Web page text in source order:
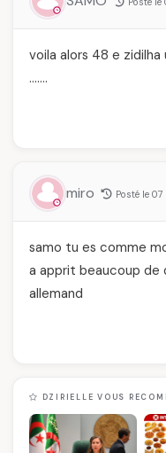
voila alors 48 e zidilha
…….
miro Posté le
samo tu es comme
a apprit beaucoup de
allemand
DZIRIELLE VOUS